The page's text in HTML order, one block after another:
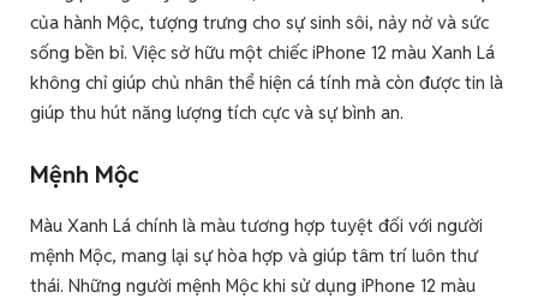
của hành Mộc, tượng trưng cho sự sinh sôi, nảy nở và sức
sống bền bỉ. Việc sở hữu một chiếc iPhone 12 màu Xanh Lá
không chỉ giúp chủ nhân thể hiện cá tính mà còn được tin là
giúp thu hút năng lượng tích cực và sự bình an.
Mệnh Mộc
Màu Xanh Lá chính là màu tương hợp tuyệt đối với người
mệnh Mộc, mang lại sự hòa hợp và giúp tâm trí luôn thư
thái. Những người mệnh Mộc khi sử dụng iPhone 12 màu